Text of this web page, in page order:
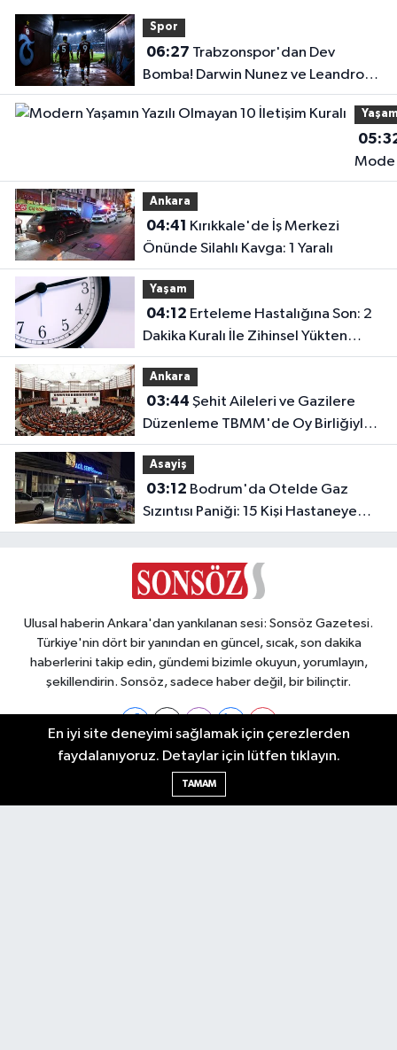
Spor
06:27
Bomba! Darwin Nunez ve Leandro
Paredes Hamlesi!
Ankara
04:41
Önünde Silahlı Kavga: 1 Yaralı
Yaşam
04:12
Dakika Kuralı İle Zihinsel Yükten
Kurtulun
Ankara
03:44
Düzenleme TBMM'de Oy Birliğiyle
Kabul Edildi
Asayiş
03:12
Sızıntısı Paniği: 15 Kişi Hastaneye
Kaldırıldı
Ulusal haberin Ankara'dan yankılanan sesi: Sonsöz Gazetesi.
Türkiye'nin dört bir yanından en güncel, sıcak, son dakika
haberlerini takip edin, gündemi bizimle okuyun, yorumlayın,
şekillendirin. Sonsöz, sadece haber değil, bir bilinçtir.
Ankara Nöbetçi Eczaneler
En iyi site deneyimi sağlamak için çerezlerden
faydalanıyoruz. Detaylar için lütfen tıklayın.
TAMAM